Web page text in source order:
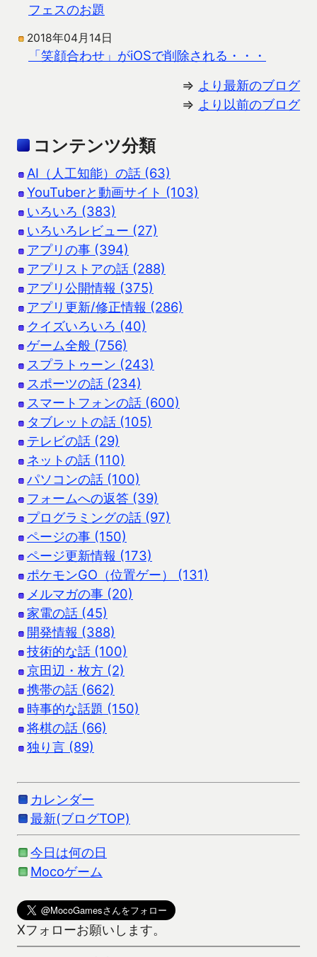
フェスのお題
2018年04月14日
「笑顔合わせ」がiOSで削除される・・・
⇒ より最新のブログ
⇒ より以前のブログ
コンテンツ分類
AI（人工知能）の話 (63)
YouTuberと動画サイト (103)
いろいろ (383)
いろいろレビュー (27)
アプリの事 (394)
アプリストアの話 (288)
アプリ公開情報 (375)
アプリ更新/修正情報 (286)
クイズいろいろ (40)
ゲーム全般 (756)
スプラトゥーン (243)
スポーツの話 (234)
スマートフォンの話 (600)
タブレットの話 (105)
テレビの話 (29)
ネットの話 (110)
パソコンの話 (100)
フォームへの返答 (39)
プログラミングの話 (97)
ページの事 (150)
ページ更新情報 (173)
ポケモンGO（位置ゲー） (131)
メルマガの事 (20)
家電の話 (45)
開発情報 (388)
技術的な話 (100)
京田辺・枚方 (2)
携帯の話 (662)
時事的な話題 (150)
将棋の話 (66)
独り言 (89)
カレンダー
最新(ブログTOP)
今日は何の日
Mocoゲーム
Xフォローお願いします。